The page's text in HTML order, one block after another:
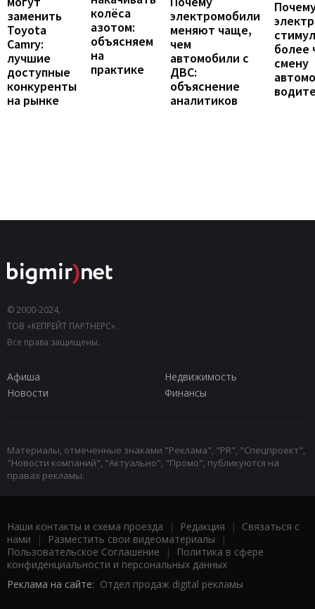
заменить
Toyota
Camry:
лучшие
доступные
конкуренты
на рынке
колёса
азотом:
объясняем
на
практике
электромобили
меняют чаще,
чем
автомобили с
ДВС:
объяснение
аналитиков
более
смену
© 2000-2024,
ТОВ «КЕПРЕЙТ ПАРТНЕРС».
Все права защищены.
Афиша
Недвижимость
Новости
Финансы
Материалы, отмеченные знаками "Реклама", "PR", "Спецпроект",
"Новости компаний", "Актуально", "Промо", публикуются на
правах рекламы.
Наши контакты и схема проезда | Редакция | Связаться с
нами | Разместить свои видеоматериалы |
Пользовательское Соглашение |
Политика в сфере
конфиденциальности и персональных данных
Реклама на сайте: Отдел продаж digital рекламы